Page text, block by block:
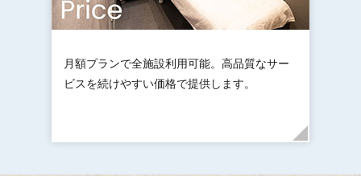
月額プランで全施設利用可能。高品質なサー
ビスを続けやすい価格で提供します。